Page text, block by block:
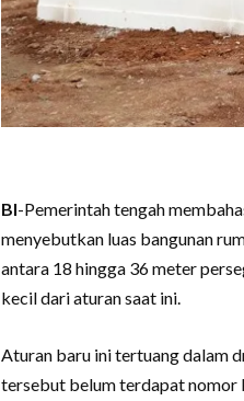
BI-Pemerintah tengah
menyebutkan luas bangunan
antara 18 hingga 36 meter
kecil dari aturan saat ini.
Aturan baru ini tertuang dalam
tersebut belum terdapat nomor